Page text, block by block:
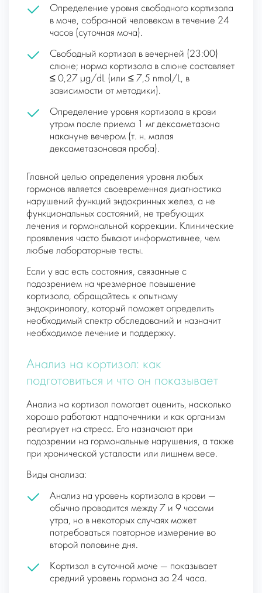
Определение уровня свободного кортизола
в моче, собранной человеком в течение 24
часов (суточная моча).
Свободный кортизол в вечерней (23:00)
слюне; норма кортизола в слюне составляет
≤ 0,27 µg/dL (или ≤ 7,5 nmol/L, в
зависимости от методики).
Определение уровня кортизола в крови
утром после приема 1 мг дексаметазона
накануне вечером (т. н. малая
дексаметазоновая проба).
Главной целью определения уровня любых
гормонов является своевременная диагностика
нарушений функций эндокринных желез, а не
функциональных состояний, не требующих
лечения и гормональной коррекции. Клинические
проявления часто бывают информативнее, чем
любые лабораторные тесты.
Если у вас есть состояния, связанные с
подозрением на чрезмерное повышение
кортизола, обращайтесь к опытному
эндокринологу, который поможет определить
необходимый спектр обследований и назначит
необходимое лечение и поддержку.
Анализ на кортизол: как
подготовиться и что он показывает
Анализ на кортизол помогает оценить, насколько
хорошо работают надпочечники и как организм
реагирует на стресс. Его назначают при
подозрении на гормональные нарушения, а также
при хронической усталости или лишнем весе.
Виды анализа:
Анализ на уровень кортизола в крови —
обычно проводится между 7 и 9 часами
утра, но в некоторых случаях может
потребоваться повторное измерение во
второй половине дня.
Кортизол в суточной моче — показывает
средний уровень гормона за 24 часа.